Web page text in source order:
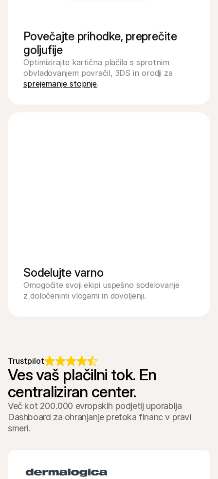
Povečajte prihodke, preprečite
goljufije
Optimizirajte kartična plačila s sprotnim
sprejemanje stopnje.
Sodelujte varno
Omogočite svoji ekipi uspešno sodelovanje
z določenimi vlogami in dovoljenji.
Trustpilot
Ves vaš plačilni tok. En
centraliziran center.
Več kot 200.000 evropskih podjetij uporablja
Dashboard za ohranjanje pretoka financ v pravi
smeri.